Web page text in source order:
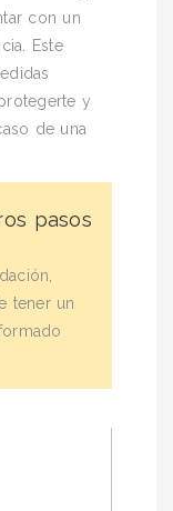
con un
Este
y
de una
pasos
tener un